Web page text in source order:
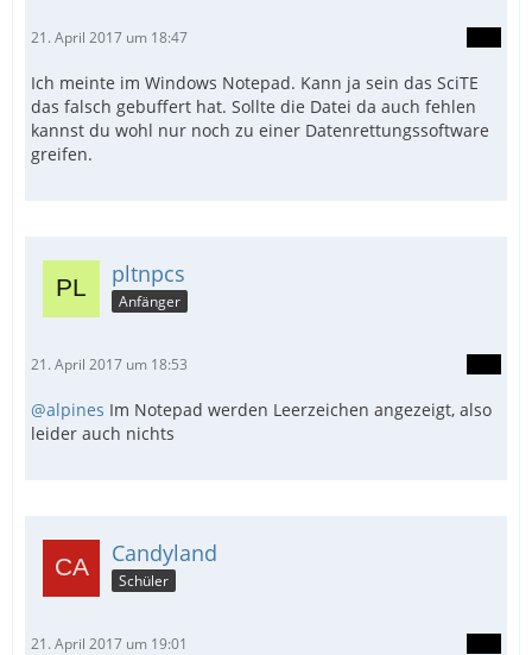
21. April 2017 um 18:47
Ich meinte im Windows Notepad. Kann ja sein das SciTE
das falsch gebuffert hat. Sollte die Datei da auch fehlen
kannst du wohl nur noch zu einer Datenrettungssoftware
greifen.
pltnpcs
Anfänger
21. April 2017 um 18:53
@alpines Im Notepad werden Leerzeichen angezeigt, also
leider auch nichts
Candyland
Schüler
21. April 2017 um 19:01